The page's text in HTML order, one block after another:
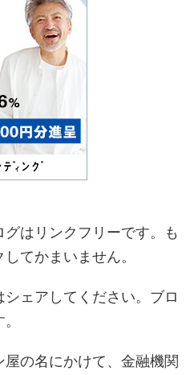
はリンクフリーです。も
てかまいません。
ェアしてください。ブロ
の名にかけて、金融機関